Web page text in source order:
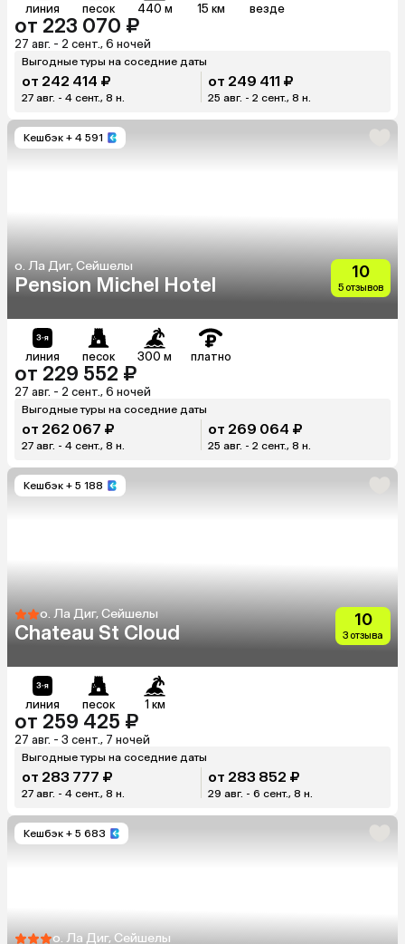
линия песок 440 м 15 км везде
от 223 070 ₽
27 авг. - 2 сент., 6 ночей
Выгодные туры на соседние даты
от 242 414 ₽
27 авг. - 4 сент., 8 н.
от 249 411 ₽
25 авг. - 2 сент., 8 н.
Кешбэк + 4 591
о. Ла Диг, Сейшелы
Pension Michel Hotel
10
5 отзывов
линия песок 300 м платно
от 229 552 ₽
27 авг. - 2 сент., 6 ночей
Выгодные туры на соседние даты
от 262 067 ₽
27 авг. - 4 сент., 8 н.
от 269 064 ₽
25 авг. - 2 сент., 8 н.
Кешбэк + 5 188
о. Ла Диг, Сейшелы
Chateau St Cloud
10
3 отзыва
линия песок 1 км
от 259 425 ₽
27 авг. - 3 сент., 7 ночей
Выгодные туры на соседние даты
от 283 777 ₽
27 авг. - 4 сент., 8 н.
от 283 852 ₽
29 авг. - 6 сент., 8 н.
Кешбэк + 5 683
о. Ла Диг, Сейшелы